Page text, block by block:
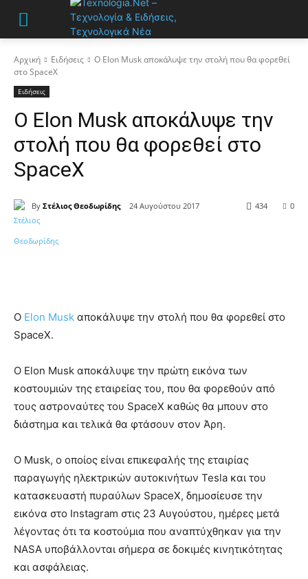
Αρχική Ειδήσεις
Ο Elon Musk αποκάλυψε την στολή που θα φορεθεί
στο SpaceX
Ειδήσεις
Ο Elon Musk αποκάλυψε την
στολή που θα φορεθεί στο
SpaceX
By Στέλιος Θεοδωρίδης 24 Αυγούστου 2017 0
434
Ο Elon Musk αποκάλυψε την στολή που θα φορεθεί στο
SpaceX.
Ο Elon Musk αποκάλυψε την πρώτη εικόνα των
κοστουμιών της εταιρείας του, που θα φορεθούν από
τους αστροναύτες του SpaceX καθώς θα μπουν στο
διάστημα και τελικά θα φτάσουν στον Άρη.
Ο Musk, ο οποίος είναι επικεφαλής της εταιρίας
παραγωγής ηλεκτρικών αυτοκινήτων Tesla και του
κατασκευαστή πυραύλων SpaceX, δημοσίευσε την
εικόνα στο Instagram στις 23 Αυγούστου, ημέρες μετά
λέγοντας ότι τα κοστούμια που αναπτύχθηκαν για την
NASA υποβάλλονται σήμερα σε δοκιμές κινητικότητας
και ασφάλειας.